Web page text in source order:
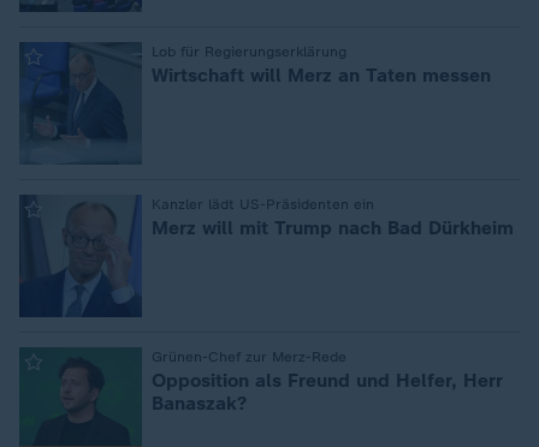
Lob für Regierungserklärung
Wirtschaft will Merz an Taten messen
Kanzler lädt US-Präsidenten ein
Merz will mit Trump nach Bad Dürkheim
Grünen-Chef zur Merz-Rede
Opposition als Freund und Helfer, Herr
Banaszak?